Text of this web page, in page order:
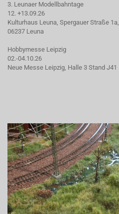
3. Leunaer Modellbahntage
12. +13.09.26
Kulturhaus Leuna, Spergauer Straße 1a,
06237 Leuna
Hobbymesse Leipzig
02.-04.10.26
Neue Messe Leipzig, Halle 3 Stand J41